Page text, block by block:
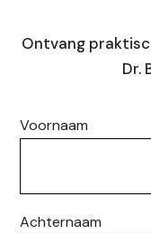
Ontvang
Dr.
Voornaam
Achternaam